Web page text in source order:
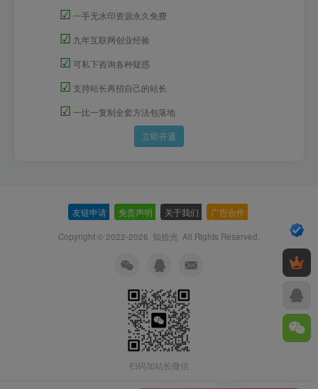
☑ 一手无水印资源永久免费
☑ 九年互联网创业经验
☑ 可私下咨询各种疑惑
☑ 支持站长再招自己的站长
☑ 一比一复制全套方法包落地
立即开通
友链申请 免责声明 关于我们 广告合作
Copyright © 2022-2026 知拾光 All Rights Reserved.
扫码加站长微信